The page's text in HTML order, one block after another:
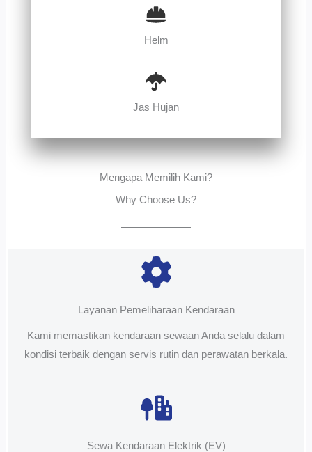
Helm
Jas Hujan
Mengapa Memilih Kami?
Why Choose Us?
Layanan Pemeliharaan Kendaraan
Kami memastikan kendaraan sewaan Anda selalu dalam
kondisi terbaik dengan servis rutin dan perawatan berkala.
Sewa Kendaraan Elektrik (EV)